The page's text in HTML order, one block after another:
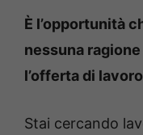
È l’opportunità
nessuna
l’offerta di
Stai cercando